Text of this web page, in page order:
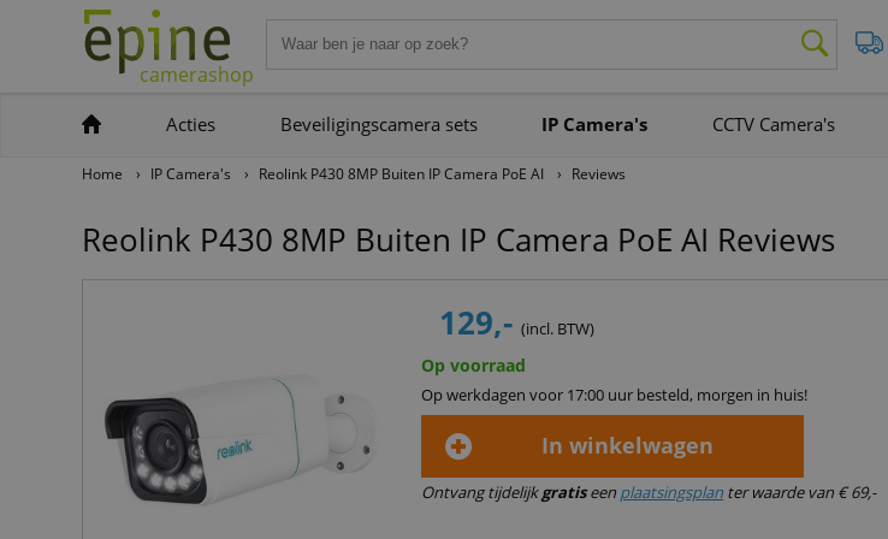
camerashop
Acties Beveiligingscamera sets IP Camera's CCTV Camera's
Home › IP Camera's › Reolink P430 8MP Buiten IP Camera PoE AI › Reviews
Reolink P430 8MP Buiten IP Camera PoE AI Reviews
129,-(incl. BTW)
Op voorraad
Op werkdagen voor 17:00 uur besteld, morgen in huis!
In winkelwagen
Ontvang tijdelijkgratiseen plaatsingsplan ter waarde van € 69,-